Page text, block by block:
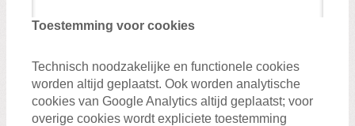
Toestemming voor cookies
Technisch noodzakelijke en functionele cookies
worden altijd geplaatst. Ook worden analytische
cookies van Google Analytics altijd geplaatst; voor
overige cookies wordt expliciete toestemming